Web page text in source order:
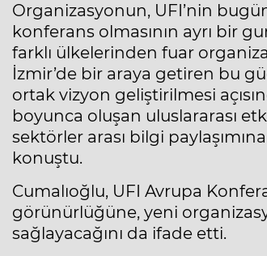
Organizasyonun, UFI’nin
konferans olmasının ayrı bir
farklı ülkelerinden fuar
İzmir’de bir araya getiren bu
ortak vizyon geliştirilmesi
boyunca oluşan uluslararası
sektörler arası bilgi
konuştu.
Cumalıoğlu, UFI Avrupa
görünürlüğüne, yeni
sağlayacağını da ifade etti.